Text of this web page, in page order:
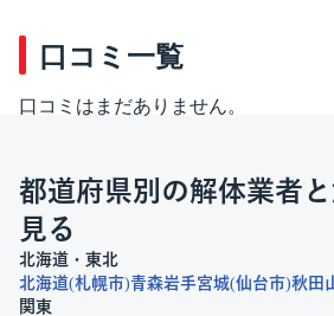
口コミ一覧
口コミはまだありません。
都道府県別の解体業者
見る
北海道・東北
北海道 札幌市 青森岩手宮城 仙台市 秋田
関東